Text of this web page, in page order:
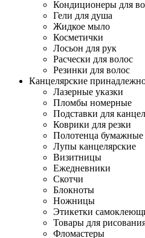
Кондиционеры для
Гели для душа
Жидкое мыло
Косметички
Лосьон для рук
Расчески для волос
Резинки для волос
Канцелярские
Лазерные указки
Пломбы номерные
Подставки для
Коврики для резки
Полотенца бумажные
Лупы канцелярские
Визитницы
Ежедневники
Скотчи
Блокноты
Ножницы
Этикетки
Товары для
Фломастеры